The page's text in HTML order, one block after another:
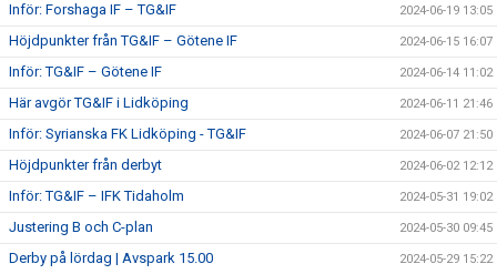
Inför: Forshaga IF – TG&IF 2024-06-19 13:05
Höjdpunkter från TG&IF – Götene IF 2024-06-15 16:07
Inför: TG&IF – Götene IF 2024-06-14 11:02
Här avgör TG&IF i Lidköping 2024-06-11 21:46
Inför: Syrianska FK Lidköping - TG&IF 2024-06-07 21:50
Höjdpunkter från derbyt 2024-06-02 12:12
Inför: TG&IF – IFK Tidaholm 2024-05-31 19:02
Justering B och C-plan 2024-05-30 09:45
Derby på lördag | Avspark 15.00 2024-05-29 15:22